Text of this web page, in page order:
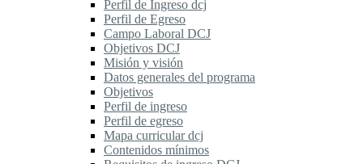
Perfil de Ingreso dcj
Perfil de Egreso
Campo Laboral DCJ
Objetivos DCJ
Misión y visión
Datos generales del programa
Objetivos
Perfil de ingreso
Perfil de egreso
Mapa curricular dcj
Contenidos mínimos